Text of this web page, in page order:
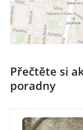
Přečtěte si
poradny